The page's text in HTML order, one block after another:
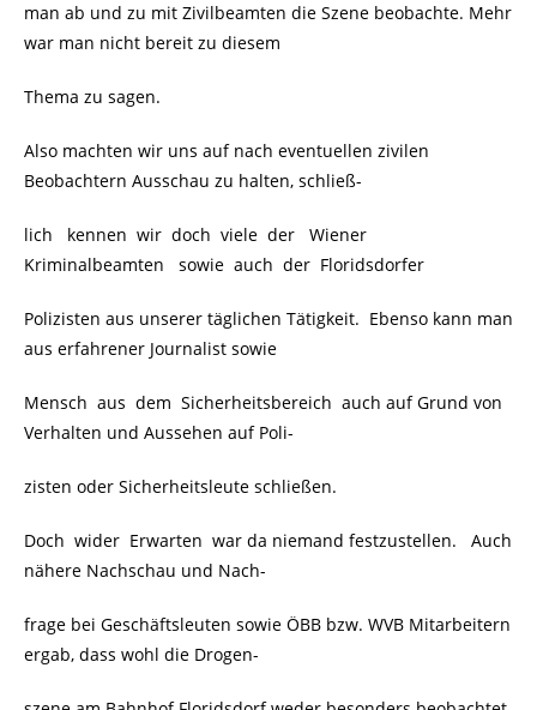
man ab und zu mit Zivilbeamten die Szene beobachte. Mehr
war man nicht bereit zu diesem
Thema zu sagen.
Also machten wir uns auf nach eventuellen zivilen
Beobachtern Ausschau zu halten, schließ-
lich kennen wir doch viele der Wiener
Kriminalbeamten sowie auch der Floridsdorfer
Polizisten aus unserer täglichen Tätigkeit. Ebenso kann man
aus erfahrener Journalist sowie
Mensch aus dem Sicherheitsbereich auch auf Grund von
Verhalten und Aussehen auf Poli-
zisten oder Sicherheitsleute schließen.
Doch wider Erwarten war da niemand festzustellen. Auch
nähere Nachschau und Nach-
frage bei Geschäftsleuten sowie ÖBB bzw. WVB Mitarbeitern
ergab, dass wohl die Drogen-